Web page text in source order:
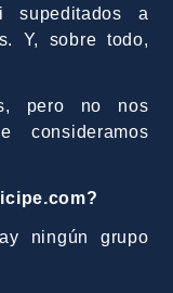
supeditados a
Y, sobre todo,
pero no nos
consideramos
ningún grupo